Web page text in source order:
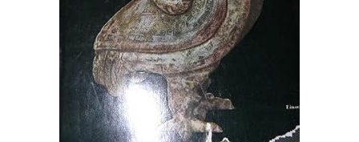
SCHLIESSEN